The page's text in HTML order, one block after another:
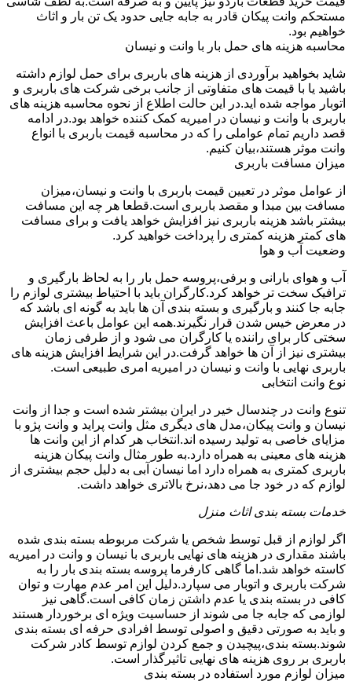
مستحکم وانت پیکان قادر به جابه جایی حدود یک تن بار و اثاث
خواهیم بود.
محاسبه هزینه های حمل بار با وانت و نیسان
شاید بخواهید برآوردی از هزینه های باربری برای حمل لوازم داشته
باشید یا با قیمت های متفاوتی از جانب برخی شرکت های باربری و
اتوبار مواجه شده اید.در این حالت اطلاع از نحوه محاسبه هزینه های
باربری با وانت و نیسان در امیریه کمک کننده خواهد بود.در ادامه
قصد داریم تمام عواملی را که در محاسبه قیمت باربری با انواع
وانت موثر هستند،بیان کنیم.
میزان مسافت باربری
از عوامل موثر در تعیین قیمت باربری با وانت و نیسان،میزان
مسافت بین مبدا و مقصد باربری است.قطعا هر چه این مسافت
بیشتر باشد هزینه باربری نیز افزایش خواهد یافت و برای مسافت
های کمتر هزینه کمتری را پرداخت خواهید کرد.
وضعیت آب و هوا
آب و هوای بارانی و برفی،پروسه حمل بار را به لحاظ بارگیری و
ترافیک سخت تر خواهد کرد.کارگران باید با احتیاط بیشتری لوازم را
جابه جا کنند و بارگیری و بسته بندی آن ها باید به گونه ای باشد که
در معرض خیس شدن قرار نگیرند.همه این عوامل باعث افزایش
سختی کار برای راننده یا کارگران می شود و از طرفی زمان
بیشتری نیز از آن ها خواهد گرفت.در این شرایط افزایش هزینه های
باربری نهایی با وانت و نیسان در امیریه امری طبیعی است.
نوع وانت انتخابی
تنوع وانت در چندسال خیر در ایران بیشتر شده است و جدا از وانت
نیسان و وانت پیکان،مدل های دیگری مثل وانت پراید و وانت پژو با
مزایای خاصی به تولید رسیده اند.انتخاب هر کدام از این وانت ها
هزینه های معینی به همراه دارد.به طور مثال وانت پیکان هزینه
باربری کمتری به همراه دارد اما نیسان آبی به دلیل حجم بیشتری از
لوازم که در خود جا می دهد،نرخ بالاتری خواهد داشت.
خدمات بسته بندی اثاث منزل
اگر لوازم از قبل توسط شخص یا شرکت مربوطه بسته بندی شده
باشند مقداری در هزینه های نهایی باربری با نیسان و وانت در امیریه
کاسته خواهد شد.اما گاهی کارفرما پروسه بسته بندی بار را به
شرکت باربری و اتوبار می سپارد.دلیل این امر عدم مهارت و توان
کافی در بسته بندی یا عدم داشتن زمان کافی است.گاهی نیز
لوازمی که جابه جا می شوند از حساسیت ویژه ای برخوردار هستند
و باید به صورتی دقیق و اصولی توسط افرادی حرفه ای بسته بندی
شوند.بسته بندی،پیچیدن و جمع کردن لوازم توسط کادر شرکت
باربری بر روی هزینه های نهایی تاثیرگذار است.
میزان لوازم مورد استفاده در بسته بندی